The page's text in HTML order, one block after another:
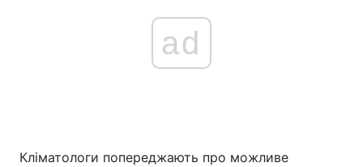
ad
Кліматологи попереджають про можливе